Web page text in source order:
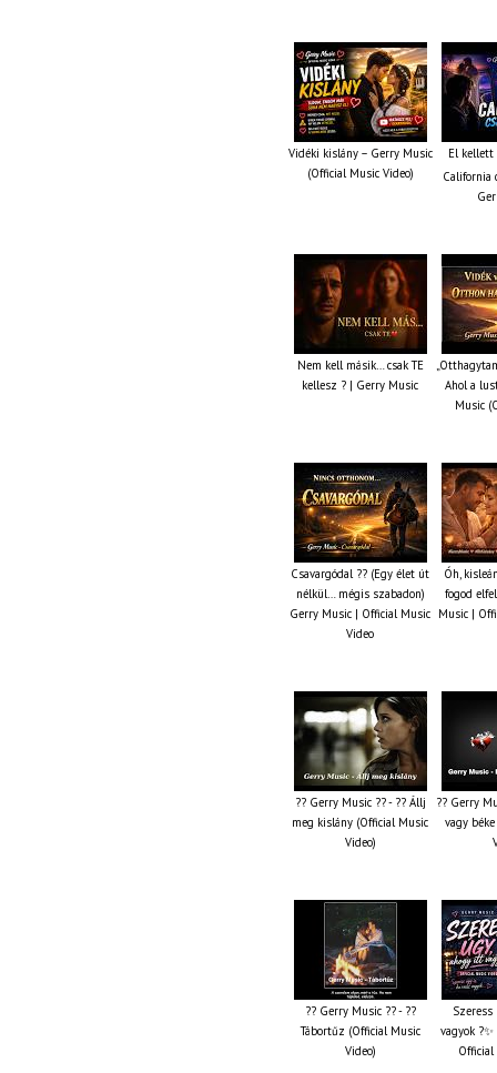
Vidéki kislány – Gerry Music
(Official Music Video)
El
California
Nem kell másik… csak TE
kellesz ? | Gerry Music
Ahol a
Music
Csavargódal ?? (Egy élet út
nélkül… mégis szabadon)
Gerry Music | Official Music
Video
Óh,
fogod
Music |
?? Gerry Music ?? - ?? Állj
meg kislány (Official Music
Video)
?? Gerry
vagy
?? Gerry Music ?? - ??
Tábortűz (Official Music
Video)
Szeress
vagyok
Official